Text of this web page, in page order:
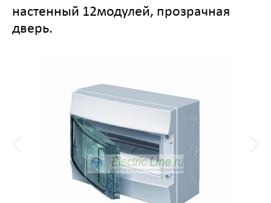
настенный 12модулей, прозрачная
дверь.